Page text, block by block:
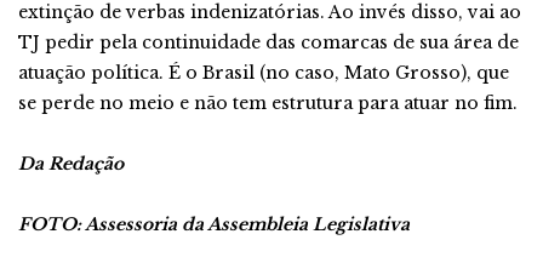
extinção de verbas indenizatórias. Ao invés disso, vai ao
TJ pedir pela continuidade das comarcas de sua área de
atuação política. É o Brasil (no caso, Mato Grosso), que
se perde no meio e não tem estrutura para atuar no fim.
Da Redação
FOTO: Assessoria da Assembleia Legislativa